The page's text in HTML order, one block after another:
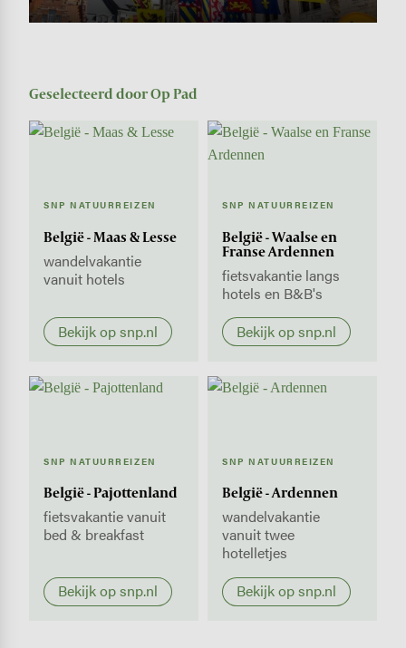
Geselecteerd door Op Pad
SNP NATUURREIZEN
België - Maas & Lesse
wandelvakantie
vanuit hotels
Bekijk op snp.nl
SNP NATUURREIZEN
België - Waalse en
Franse Ardennen
fietsvakantie langs
hotels en B&B's
Bekijk op snp.nl
SNP NATUURREIZEN
België - Pajottenland
fietsvakantie vanuit
bed & breakfast
Bekijk op snp.nl
SNP NATUURREIZEN
België - Ardennen
wandelvakantie
vanuit twee
hotelletjes
Bekijk op snp.nl